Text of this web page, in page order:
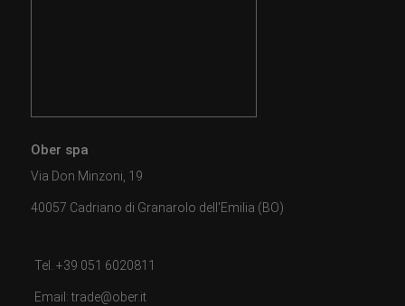
Ober spa
Via Don Minzoni, 19
40057 Cadriano di Granarolo dell'Emilia (BO)
Tel. +39 051 6020811
Email: trade@ober.it